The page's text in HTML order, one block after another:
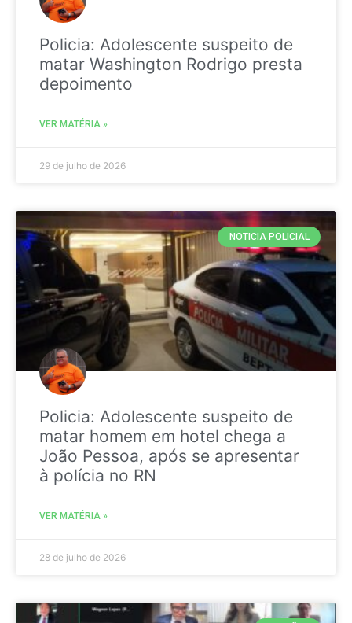
Policia: Adolescente suspeito de
matar Washington Rodrigo presta
depoimento
VER MATÉRIA »
29 de julho de 2026
NOTICIA POLICIAL
Policia: Adolescente suspeito de
matar homem em hotel chega a
João Pessoa, após se apresentar
à polícia no RN
VER MATÉRIA »
28 de julho de 2026